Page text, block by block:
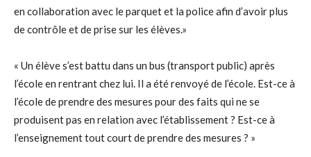
en collaboration avec le parquet et la police afin d’avoir plus
de contrôle et de prise sur les élèves.»
« Un élève s’est battu dans un bus (transport public) après
l’école en rentrant chez lui. Il a été renvoyé de l’école. Est-ce à
l’école de prendre des mesures pour des faits qui ne se
produisent pas en relation avec l’établissement ? Est-ce à
l’enseignement tout court de prendre des mesures ? »